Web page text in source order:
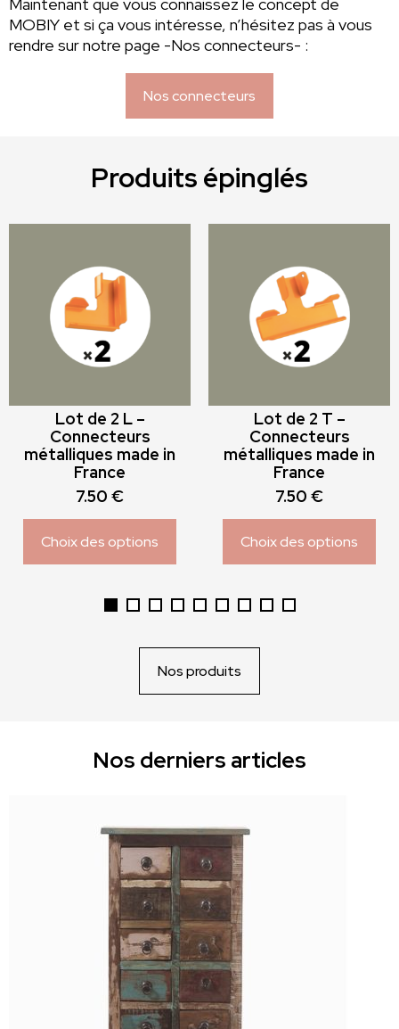
MOBIY et si ça vous intéresse, n’hésitez pas à vous
rendre sur notre page -Nos connecteurs- :
Nos connecteurs
Produits épinglés
Lot de 2 L –
Connecteurs
métalliques made in
France
7.50 €
Choix des options
a
plusieurs
variations.
Les
options
choisies
sur
la
page
du
produit
Lot de 2 T –
Connecteurs
métalliques made in
France
7.50 €
Choix des options
a
plusieurs
variations.
Les
options
choisies
sur
la
page
du
produit
Nos produits
Nos derniers articles